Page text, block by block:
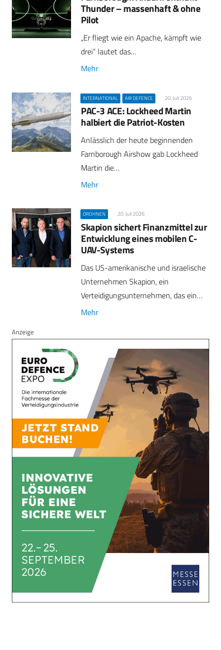
Thunder – massenhaft & ohne
Pilot
„Er fliegt wie ein Apache, kämpft wie
drei“ lautet das…
Mehr
INTERNATIONAL AIR DEFENCE 20. Juli 2026
PAC-3 ACE: Lockheed Martin
halbiert die Patriot-Kosten
Anlässlich der heute beginnenden
Farnborough Airshow gab Lockheed
Martin die…
Mehr
DROHNEN 20. Juli 2026
Skapion sichert Finanzmittel zur
Entwicklung eines mobilen C-
UAV-Systems
Das US-amerikanische und israelische
Unternehmen Skapion, ein
Verteidigungsunternehmen, das ein…
Mehr
Anzeige